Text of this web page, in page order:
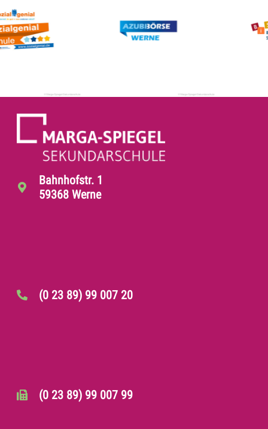
Bahnhofstr. 1
59368 Werne
(0 23 89) 99 007 20
(0 23 89) 99 007 99